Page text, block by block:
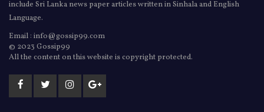
include Sri Lanka news paper articles written in Sinhala and English
Language.
Email : info@gossip99.com
© 2023 Gossip99
All the content on this website is copyright protected.